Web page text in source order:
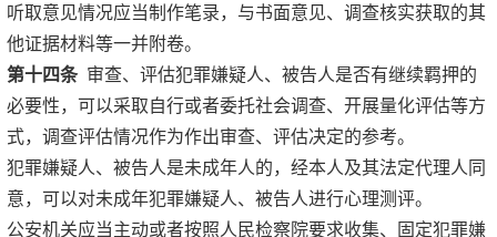
听取意见情况应当制作笔录，与书面意见、调查核实获取的其
他证据材料等一并附卷。
第十四条审查、评估犯罪嫌疑人、被告人是否有继续羁押的
必要性，可以采取自行或者委托社会调查、开展量化评估等方
式，调查评估情况作为作出审查、评估决定的参考。
犯罪嫌疑人、被告人是未成年人的，经本人及其法定代理人同
意，可以对未成年犯罪嫌疑人、被告人进行心理测评。
公安机关应当主动或者按照人民检察院要求收集、固定犯罪嫌